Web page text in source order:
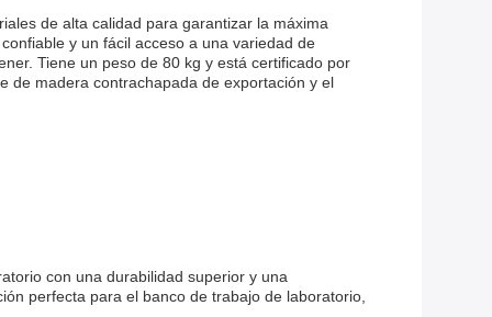
de alta calidad para garantizar la máxima
y un fácil acceso a una variedad de
Tiene un peso de 80 kg y está certificado por
de madera contrachapada de exportación y el
con una durabilidad superior y una
perfecta para el banco de trabajo de laboratorio,